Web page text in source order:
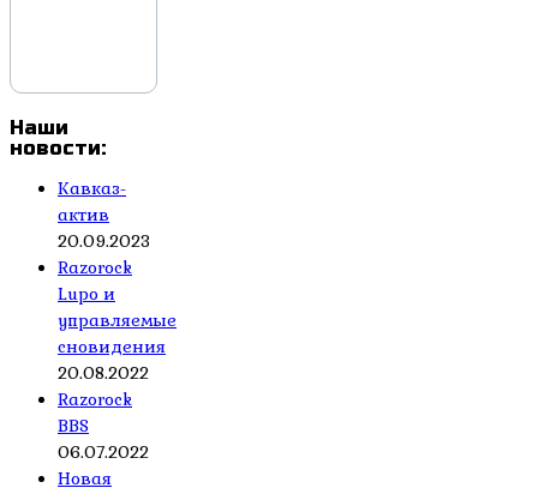
Наши
новости:
Кавказ-
актив
20.09.2023
Razorock
Lupo и
управляемые
сновидения
20.08.2022
Razorock
BBS
06.07.2022
Новая